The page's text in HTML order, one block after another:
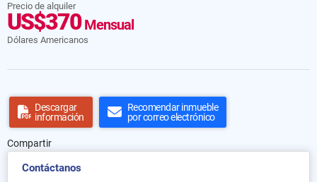
Precio de alquiler
US$370Mensual
Dólares Americanos
Descargar
información
Recomendar inmueble
por correo electrónico
Compartir
Contáctanos